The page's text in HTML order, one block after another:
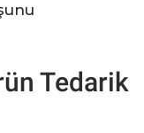
Tedarik